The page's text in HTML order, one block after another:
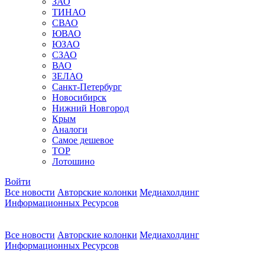
ТИНАО
СВАО
ЮВАО
ЮЗАО
СЗАО
ВАО
ЗЕЛАО
Санкт-Петербург
Новосибирск
Нижний Новгород
Крым
Аналоги
Самое дешевое
TOP
Лотошино
Войти
Все новости Авторские колонки Медиахолдинг
Информационных Ресурсов
Все новости Авторские колонки Медиахолдинг
Информационных Ресурсов